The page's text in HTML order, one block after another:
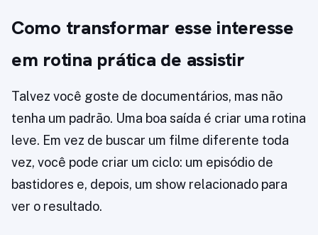
Como transformar esse interesse
em rotina prática de assistir
Talvez você goste de documentários, mas não
tenha um padrão. Uma boa saída é criar uma rotina
leve. Em vez de buscar um filme diferente toda
vez, você pode criar um ciclo: um episódio de
bastidores e, depois, um show relacionado para
ver o resultado.